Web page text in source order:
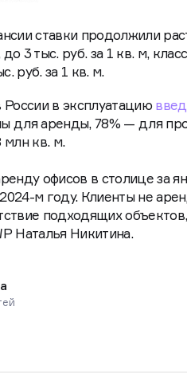
ставки продолжили
3 тыс. руб. за 1 кв. м,
руб. за 1 кв. м.
в эксплуатацию
для аренды, 78% — для
млн кв. м.
офисов в столице за
м году. Клиенты не
подходящих
Наталья Никитина.